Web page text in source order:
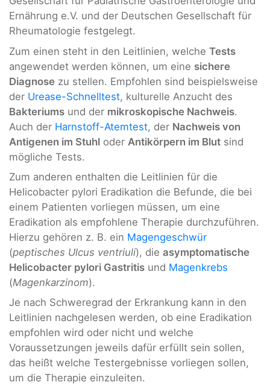
Ernährung e.V. und der Deutschen Gesellschaft für
Rheumatologie festgelegt.
Zum einen steht in den Leitlinien, welche Tests
angewendet werden können, um eine sichere
Diagnose zu stellen. Empfohlen sind beispielsweise
der Urease-Schnelltest, kulturelle Anzucht des
Bakteriums und der mikroskopische Nachweis.
Auch der Harnstoff-Atemtest, der Nachweis von
Antigenen im Stuhl oder Antikörpern im Blut sind
mögliche Tests.
Zum anderen enthalten die Leitlinien für die
Helicobacter pylori Eradikation die Befunde, die bei
einem Patienten vorliegen müssen, um eine
Eradikation als empfohlene Therapie durchzuführen.
Hierzu gehören z. B. ein Magengeschwür
(peptisches Ulcus ventriuli), die asymptomatische
Helicobacter pylori Gastritis und Magenkrebs
(Magenkarzinom).
Je nach Schweregrad der Erkrankung kann in den
Leitlinien nachgelesen werden, ob eine Eradikation
empfohlen wird oder nicht und welche
Voraussetzungen jeweils dafür erfüllt sein sollen,
das heißt welche Testergebnisse vorliegen sollen,
um die Therapie einzuleiten.